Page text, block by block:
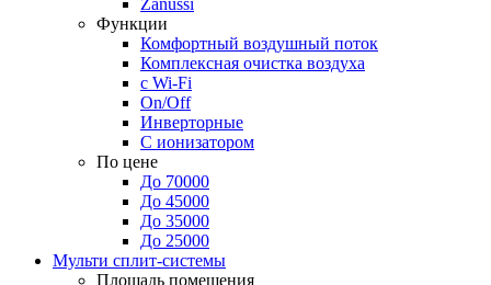
Zanussi
Функции
Комфортный воздушный поток
Комплексная очистка воздуха
с Wi-Fi
On/Off
Инверторные
С ионизатором
По цене
До 70000
До 45000
До 35000
До 25000
Мульти сплит-системы
Площадь помещения